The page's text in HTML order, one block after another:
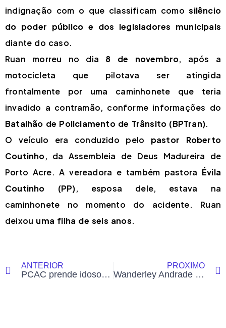
indignação com o que classificam comosilêncio
do poder público e dos legisladores municipais
diante do caso.
Ruan morreu no dia 8 de novembro, após a
motocicleta que pilotava ser atingida
frontalmente por uma caminhonete que teria
invadido a contramão, conforme informações do
Batalhão de Policiamento de Trânsito (BPTran).
O veículo era conduzido pelo pastor Roberto
Coutinho, da Assembleia de Deus Madureira de
Porto Acre. A vereadora e também pastora Évila
Coutinho (PP), esposa dele, estava na
caminhonete no momento do acidente. Ruan
deixou uma filha de seis anos.
ANTERIOR
PCAC prende idoso condenado por estupro de vulnerável em ação da DEAM de Cruzeiro do Sul
PRÓXIMO
Wanderley Andrade sobe em banheiro químico e agita público no Festival Psica, no Pará; veja o vídeo